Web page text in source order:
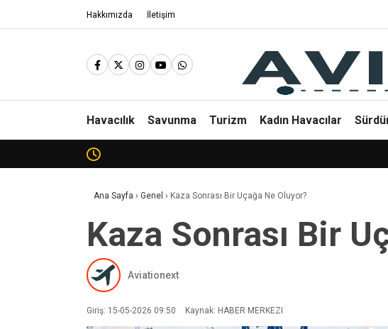
Hakkımızda İletişim
Havacılık Savunma Turizm Kadın Havacılar
Ana Sayfa › Genel › Kaza Sonrası Bir Uçağa Ne Oluyor?
Kaza Sonrası Bir
Aviationext
Giriş: 15-05-2026 09:50 Kaynak: HABER MERKEZI